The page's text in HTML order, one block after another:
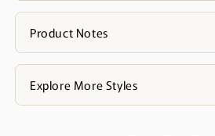
Product Notes
Explore More Styles